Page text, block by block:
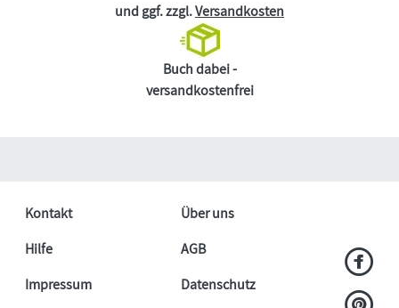
und ggf. zzgl.Versandkosten
Buch dabei -
versandkostenfrei
Kontakt
Über uns
Hilfe
AGB
Impressum
Datenschutz